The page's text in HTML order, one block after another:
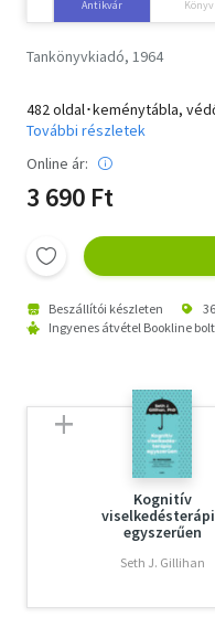
Antikvár Könyv
Tankönyvkiadó, 1964
482 oldal･keménytábla,
További részletek
Online ár:
3 690 Ft
Beszállítói készleten
Ingyenes átvétel Bookline
Kognitív
egyszerűen
Seth J. Gillihan